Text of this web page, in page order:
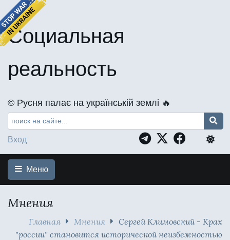
Социальная
реальность
©️ Русня палає на українській землі 🔥
Вход
Меню
Мнения
Главная Мнения
Сергей Климовский - Крах
"россии" становится исторической неизбежностью